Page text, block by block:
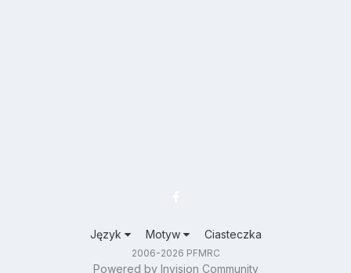
Język Motyw Ciasteczka
2006-2026 PFMRC
Powered by Invision Community